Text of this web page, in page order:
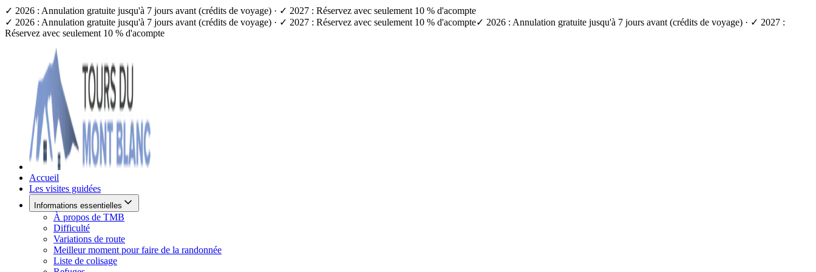
✓ 2026 : Annulation gratuite jusqu'à 7 jours avant (crédits de voyage) · ✓ 2027 : Réservez avec seulement 10 % d'acompte
✓ 2026 : Annulation gratuite jusqu'à 7 jours avant (crédits de voyage) · ✓ 2027 : Réservez avec seulement 10 % d'acompte✓ 2026 : Annulation gratuite jusqu'à 7 jours avant (crédits de voyage) · ✓ 2027 :
Réservez avec seulement 10 % d'acompte
Accueil
Les visites guidées
Informations essentielles
À propos de TMB
Difficulté
Variations de route
Meilleur moment pour faire de la randonnée
Liste de colisage